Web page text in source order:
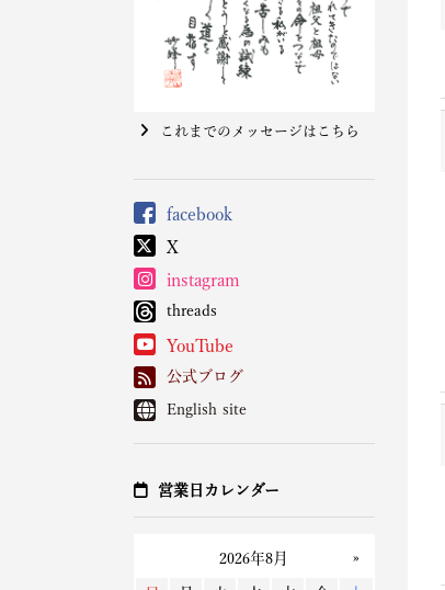
これまでのメッセージはこちら
facebook
X
instagram
threads
YouTube
公式ブログ
English site
営業日カレンダー